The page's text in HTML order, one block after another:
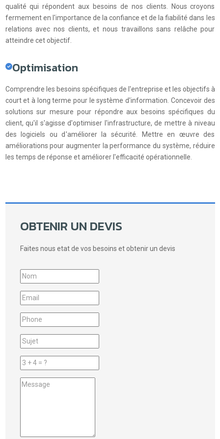
qualité qui répondent aux besoins de nos clients. Nous croyons
fermement en l'importance de la confiance et de la fiabilité dans les
relations avec nos clients, et nous travaillons sans relâche pour
atteindre cet objectif.
Optimisation
Comprendre les besoins spécifiques de l'entreprise et les objectifs à
court et à long terme pour le système d'information. Concevoir des
solutions sur mesure pour répondre aux besoins spécifiques du
client, qu'il s'agisse d'optimiser l'infrastructure, de mettre à niveau
des logiciels ou d'améliorer la sécurité. Mettre en œuvre des
améliorations pour augmenter la performance du système, réduire
les temps de réponse et améliorer l'efficacité opérationnelle.
OBTENIR UN DEVIS
Faites nous etat de vos besoins et obtenir un devis